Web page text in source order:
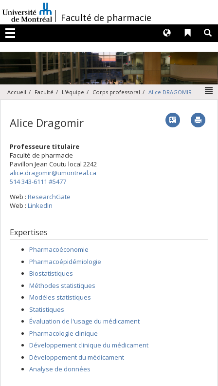
au
contenu
/Faculté de pharmacie
Menu
Liens
Langues
Accueil Faculté L'équipe Corps professoral Alice DRAGOMIR
Alice Dragomir Vcard
Professeure titulaire
Faculté de pharmacie
Pavillon Jean Coutu local 2242
alice.dragomir@umontreal.ca
514 343-6111 #5477
Web : ResearchGate
Web : LinkedIn
Expertises
Pharmacoéconomie
Pharmacoépidémiologie
Biostatistiques
Méthodes statistiques
Modèles statistiques
Statistiques
Évaluation de l'usage du médicament
Pharmacologie clinique
Développement clinique du médicament
Développement du médicament
Analyse de données